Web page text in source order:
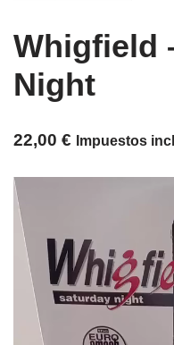
Whigfield
Night
22,00 € Impuestos
Reproductor
de
vídeo